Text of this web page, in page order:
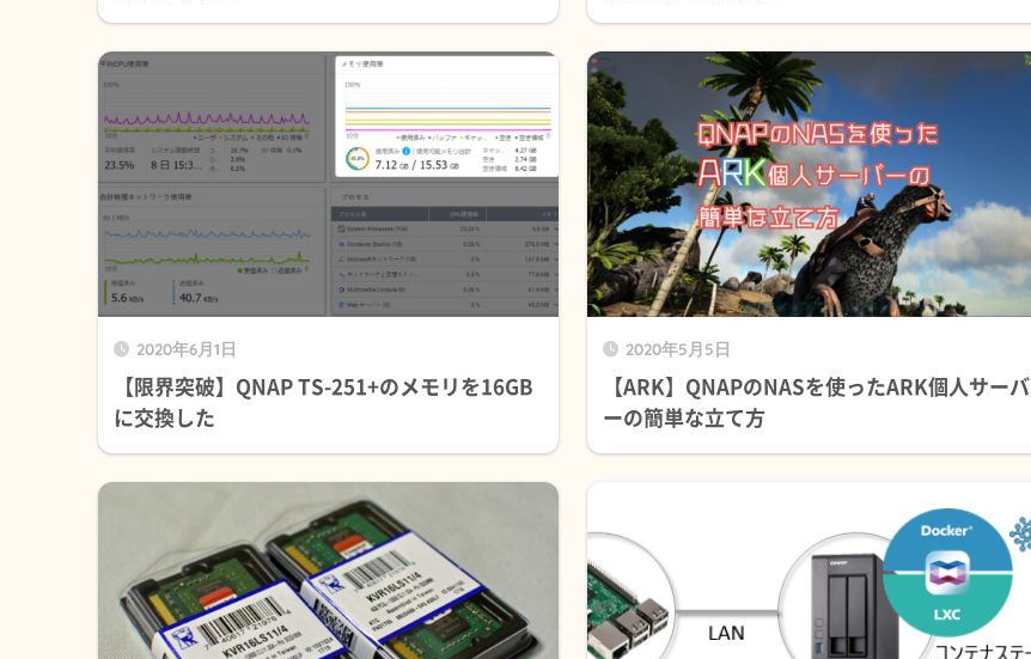
2020年6月1日
【限界突破】QNAP TS-251+のメモリを16GB
に交換した
2020年5月5日
【ARK】QNAPのNASを使ったARK個人サーバ
ーの簡単な立て方